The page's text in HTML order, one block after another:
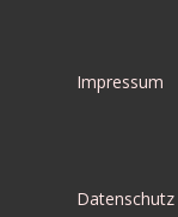
Impressum
Datenschutz